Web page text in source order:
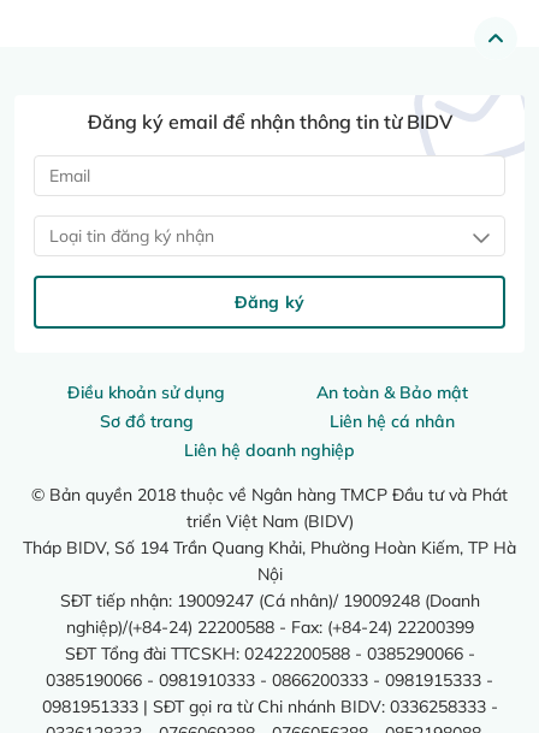
Điều khoản sử dụng
An toàn & Bảo mật
Sơ đồ trang
Liên hệ cá nhân
Liên hệ doanh nghiệp
© Bản quyền 2018 thuộc về Ngân hàng TMCP Đầu tư và Phát
triển Việt Nam (BIDV)
Tháp BIDV, Số 194 Trần Quang Khải, Phường Hoàn Kiếm, TP Hà
Nội
SĐT tiếp nhận: 19009247 (Cá nhân)/ 19009248 (Doanh
nghiệp)/(+84-24) 22200588 - Fax: (+84-24) 22200399
SĐT Tổng đài TTCSKH: 02422200588 - 0385290066 -
0385190066 - 0981910333 - 0866200333 - 0981915333 -
0981951333 | SĐT gọi ra từ Chi nhánh BIDV: 0336258333 -
Đăng ký email để nhận thông tin từ BIDV
Loại tin đăng ký nhận
Đăng ký